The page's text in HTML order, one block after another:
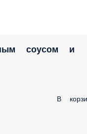
соусом и
В